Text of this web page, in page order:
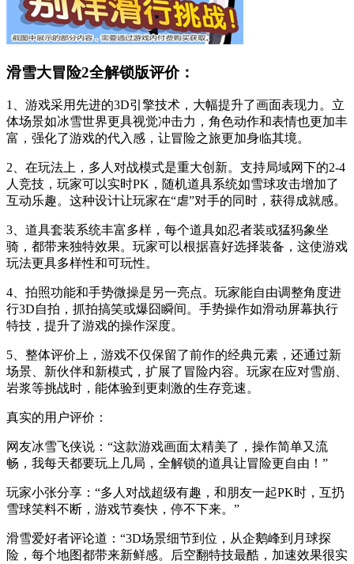
滑雪大冒险2全解锁版评价：
1、游戏采用先进的3D引擎技术，大幅提升了画面表现力。立
体场景如冰雪世界更具视觉冲击力，角色动作和表情也更加丰
富，强化了游戏的代入感，让冒险之旅更加身临其境。
2、在玩法上，多人对战模式是重大创新。支持局域网下的2-4
人竞技，玩家可以实时PK，随机道具系统如雪球攻击增加了
互动乐趣。这种设计让玩家在“虐”对手的同时，获得成就感。
3、道具套装系统丰富多样，每个道具如忍者装或猛犸象坐
骑，都带来独特效果。玩家可以根据喜好选择装备，这使游戏
玩法更具多样性和可玩性。
4、拍照功能和手势微操是另一亮点。玩家能自由调整角度进
行3D自拍，抓拍搞笑或爆囧瞬间。手势操作如滑动屏幕执行
特技，提升了游戏的操作深度。
5、整体评价上，游戏不仅保留了前作的经典元素，还通过新
场景、新伙伴和新模式，扩展了冒险内容。玩家在应对雪崩、
岩浆等挑战时，能体验到更刺激的生存竞速。
真实的用户评价：
网友冰雪飞侠说：“这款游戏画面太精美了，操作简单又流
畅，我每天都要玩上几局，全解锁的道具让冒险更自由！”
玩家小张分享：“多人对战超级有趣，和朋友一起PK时，互扔
雪球笑料不断，游戏节奏快，停不下来。”
滑雪爱好者评论道：“3D场景细节到位，从企鹅峰到月球探
险，每个地图都带来新鲜感。后空翻特技最酷，加速效果很实